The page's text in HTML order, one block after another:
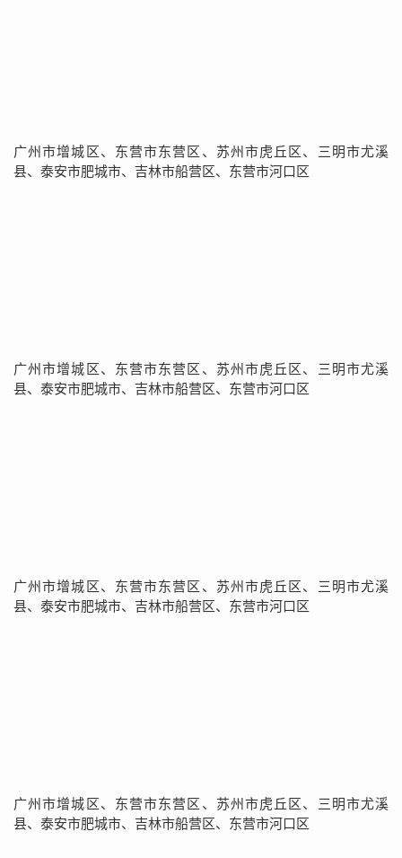
广州市增城区、东营市东营区、苏州市虎丘区、三明市尤溪
县、泰安市肥城市、吉林市船营区、东营市河口区
广州市增城区、东营市东营区、苏州市虎丘区、三明市尤溪
县、泰安市肥城市、吉林市船营区、东营市河口区
广州市增城区、东营市东营区、苏州市虎丘区、三明市尤溪
县、泰安市肥城市、吉林市船营区、东营市河口区
广州市增城区、东营市东营区、苏州市虎丘区、三明市尤溪
县、泰安市肥城市、吉林市船营区、东营市河口区